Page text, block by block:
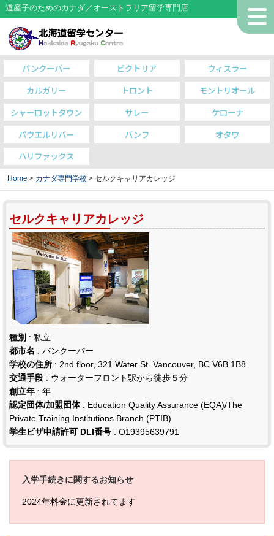
道産子のためのカナダ／オーストラリア留学専門店
バンクーバー ビクトリア
ウィスラー
カルガリー
トロント
モントリオール
シャーロットタウン
サレー
ケローナ
パウエルリバー
バンフ
オタワ
ハリファックス
Home > カナダ専門学校> セルクキャリアカレッジ
セルクキャリアカレッジ
種別 : 私立
都市名 : バンクーバー
学校の住所 : 2nd floor, 321 Water St. Vancouver, BC V6B 1B8
交通手段 : ウォーターフロント駅から徒歩５分
創立年 : 年
認定団体/加盟団体: Education Quality Assurance (EQA)/The
Private Training Institutions Branch (PTIB)
学生ビザ申請許可 DLI番号 : O19395639791
入学手続きに関するお知らせ
2024年料金に更新されてます